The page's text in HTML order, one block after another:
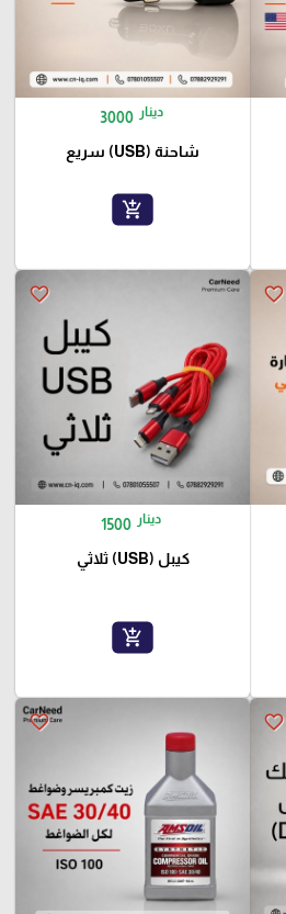
3000 دينار
شاحنة (USB) سريع
add_shopping_cart
favorite_border
favorite_border
1500 دينار
كيبل (USB) ثلاثي
add_shopping_cart
favorite_border
favorite_border